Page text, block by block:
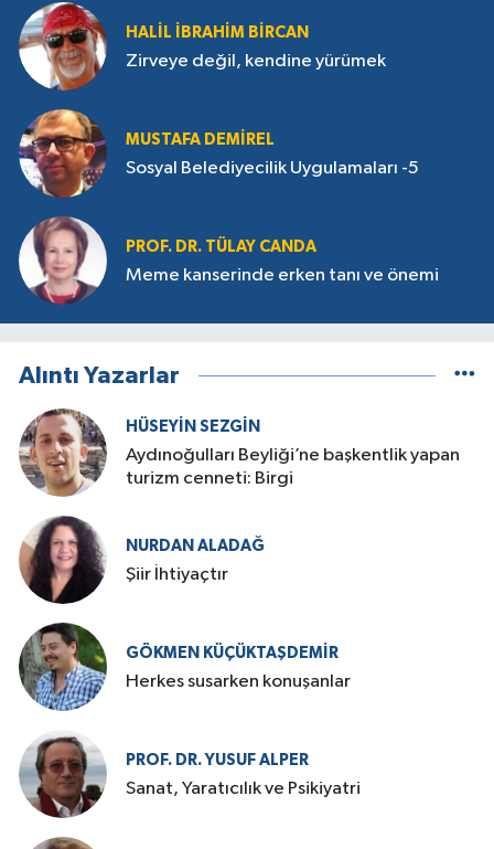
HALIL İBRAHIM BIRCAN
Zirveye değil, kendine yürümek
MUSTAFA DEMIREL
Sosyal Belediyecilik Uygulamaları -5
PROF. DR. TÜLAY CANDA
Meme kanserinde erken tanı ve önemi
Alıntı Yazarlar
HÜSEYIN SEZGIN
Aydınoğulları Beyliği’ne başkentlik yapan
turizm cenneti: Birgi
NURDAN ALADAĞ
Şiir İhtiyaçtır
GÖKMEN KÜÇÜKTAŞDEMIR
Herkes susarken konuşanlar
PROF. DR. YUSUF ALPER
Sanat, Yaratıcılık ve Psikiyatri